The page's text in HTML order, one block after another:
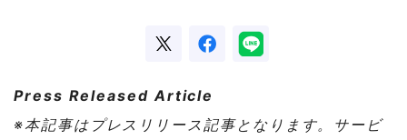
Press Released Article
※本記事はプレスリリース記事となります。サービ